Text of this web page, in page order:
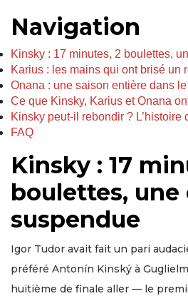
Navigation
Kinsky : 17 minutes, 2 boulettes,
Karius : les mains qui ont brisé un
Onana : une saison entière dans
Ce que Kinsky, Karius et Onana
Kinsky peut-il rebondir ?
FAQ
Kinsky : 17
boulettes, une
suspendue
Igor Tudor avait fait un pari
préféré Antonín Kinský à
huitième de finale aller — le